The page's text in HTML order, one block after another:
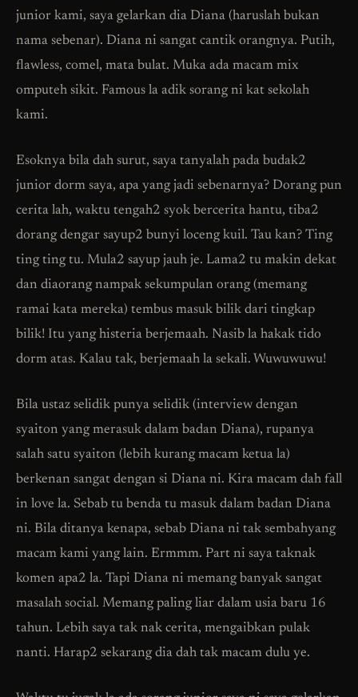
junior kami, saya gelarkan dia Diana (haruslah bukan
nama sebenar). Diana ni sangat cantik orangnya. Putih,
flawless, comel, mata bulat. Muka ada macam mix
omputeh sikit. Famous la adik sorang ni kat sekolah
kami.
Esoknya bila dah surut, saya tanyalah pada budak2
junior dorm saya, apa yang jadi sebenarnya? Dorang pun
cerita lah, waktu tengah2 syok bercerita hantu, tiba2
dorang dengar sayup2 bunyi loceng kuil. Tau kan? Ting
ting ting tu. Mula2 sayup jauh je. Lama2 tu makin dekat
dan diaorang nampak sekumpulan orang (memang
ramai kata mereka) tembus masuk bilik dari tingkap
bilik! Itu yang histeria berjemaah. Nasib la hakak tido
dorm atas. Kalau tak, berjemaah la sekali. Wuwuwuwu!
Bila ustaz selidik punya selidik (interview dengan
syaiton yang merasuk dalam badan Diana), rupanya
salah satu syaiton (lebih kurang macam ketua la)
berkenan sangat dengan si Diana ni. Kira macam dah fall
in love la. Sebab tu benda tu masuk dalam badan Diana
ni. Bila ditanya kenapa, sebab Diana ni tak sembahyang
macam kami yang lain. Ermmm. Part ni saya taknak
komen apa2 la. Tapi Diana ni memang banyak sangat
masalah social. Memang paling liar dalam usia baru 16
tahun. Lebih saya tak nak cerita, mengaibkan pulak
nanti. Harap2 sekarang dia dah tak macam dulu ye.